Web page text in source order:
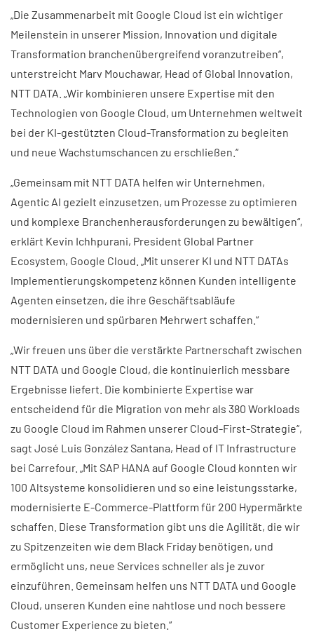
„Die Zusammenarbeit mit Google Cloud ist ein wichtiger
Meilenstein in unserer Mission, Innovation und digitale
Transformation branchenübergreifend voranzutreiben“,
unterstreicht Marv Mouchawar, Head of Global Innovation,
NTT DATA. „Wir kombinieren unsere Expertise mit den
Technologien von Google Cloud, um Unternehmen weltweit
bei der KI-gestützten Cloud-Transformation zu begleiten
und neue Wachstumschancen zu erschließen.“
„Gemeinsam mit NTT DATA helfen wir Unternehmen,
Agentic AI gezielt einzusetzen, um Prozesse zu optimieren
und komplexe Branchenherausforderungen zu bewältigen“,
erklärt Kevin Ichhpurani, President Global Partner
Ecosystem, Google Cloud. „Mit unserer KI und NTT DATAs
Implementierungskompetenz können Kunden intelligente
Agenten einsetzen, die ihre Geschäftsabläufe
modernisieren und spürbaren Mehrwert schaffen.“
„Wir freuen uns über die verstärkte Partnerschaft zwischen
NTT DATA und Google Cloud, die kontinuierlich messbare
Ergebnisse liefert. Die kombinierte Expertise war
entscheidend für die Migration von mehr als 380 Workloads
zu Google Cloud im Rahmen unserer Cloud-First-Strategie“,
sagt José Luis González Santana, Head of IT Infrastructure
bei Carrefour. „Mit SAP HANA auf Google Cloud konnten wir
100 Altsysteme konsolidieren und so eine leistungsstarke,
modernisierte E-Commerce-Plattform für 200 Hypermärkte
schaffen. Diese Transformation gibt uns die Agilität, die wir
zu Spitzenzeiten wie dem Black Friday benötigen, und
ermöglicht uns, neue Services schneller als je zuvor
einzuführen. Gemeinsam helfen uns NTT DATA und Google
Cloud, unseren Kunden eine nahtlose und noch bessere
Customer Experience zu bieten.“